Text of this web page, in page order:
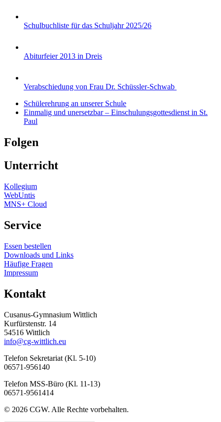
Schulbuchliste für das Schuljahr 2025/26
Abiturfeier 2013 in Dreis
Verabschiedung von Frau Dr. Schüssler-Schwab
Schülerehrung an unserer Schule
Einmalig und unersetzbar – Einschulungsgottesdienst in St.
Paul
Folgen
Unterricht
Kollegium
WebUntis
MNS+ Cloud
Service
Essen bestellen
Downloads und Links
Häufige Fragen
Impressum
Kontakt
Cusanus-Gymnasium Wittlich
Kurfürstenstr. 14
54516 Wittlich
info@cg-wittlich.eu
Telefon Sekretariat (Kl. 5-10)
06571-956140
Telefon MSS-Büro (Kl. 11-13)
06571-9561414
© 2026 CGW. Alle Rechte vorbehalten.